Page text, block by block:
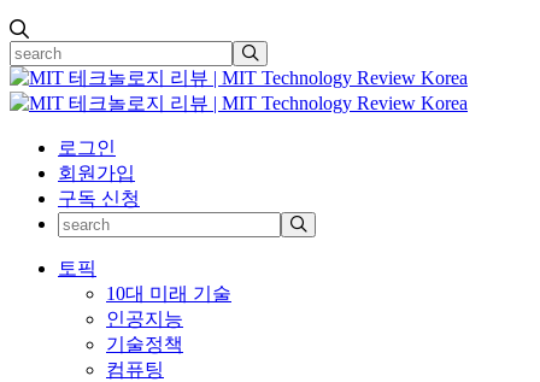
로그인
회원가입
구독 신청
토픽
10대 미래 기술
인공지능
기술정책
컴퓨팅